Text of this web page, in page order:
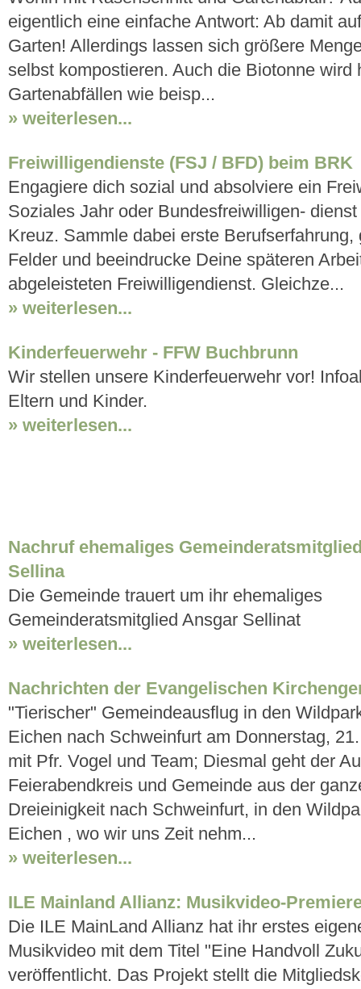
eigentlich eine einfache Antwort: Ab damit
Garten! Allerdings lassen sich größere
selbst kompostieren. Auch die Biotonne wird
Gartenabfällen wie beisp...
» weiterlesen...
Freiwilligendienste (FSJ / BFD) beim BRK
Engagiere dich sozial und absolviere ein
Soziales Jahr oder Bundesfreiwilligen-
Kreuz. Sammle dabei erste
Felder und beeindrucke Deine späteren
abgeleisteten Freiwilligendienst. Gleichze...
» weiterlesen...
Kinderfeuerwehr - FFW Buchbrunn
Wir stellen unsere Kinderfeuerwehr vor!
Eltern und Kinder.
» weiterlesen...
Nachruf ehemaliges
Sellina
Die Gemeinde trauert um ihr ehemaliges
Gemeinderatsmitglied Ansgar Sellinat
» weiterlesen...
Nachrichten der Evangelischen
"Tierischer" Gemeindeausflug in den
Eichen nach Schweinfurt am Donnerstag,
mit Pfr. Vogel und Team; Diesmal geht der
Feierabendkreis und Gemeinde aus der
Dreieinigkeit nach Schweinfurt, in den
Eichen , wo wir uns Zeit nehm...
» weiterlesen...
ILE Mainland Allianz: Musikvideo-
Die ILE MainLand Allianz hat ihr erstes
Musikvideo mit dem Titel "Eine Handvoll
veröffentlicht. Das Projekt stellt die